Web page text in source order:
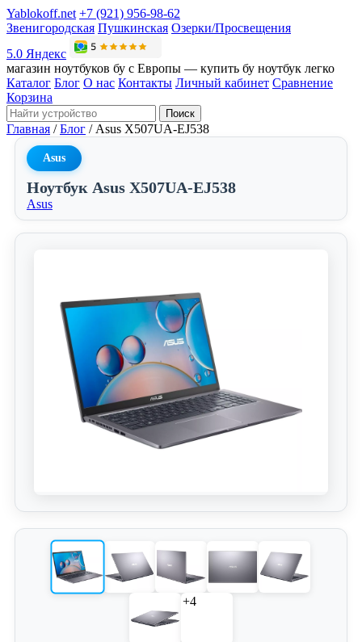
Yablokoff.net +7 (921) 956-98-62
Звенигородская Пушкинская Озерки/Просвещения
5.0 Яндекс
магазин ноутбуков бу с Европы — купить бу ноутбук легко
Каталог Блог О нас Контакты Личный кабинет Сравнение
Корзина
Поиск
Главная / Блог / Asus X507UA-EJ538
Asus
Ноутбук Asus X507UA-EJ538
Asus
+4